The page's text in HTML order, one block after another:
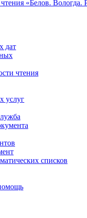
«Белов. Вологда.
дат
чтения
услуг
списков